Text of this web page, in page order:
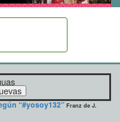
“#yosoy132” Franz de J.